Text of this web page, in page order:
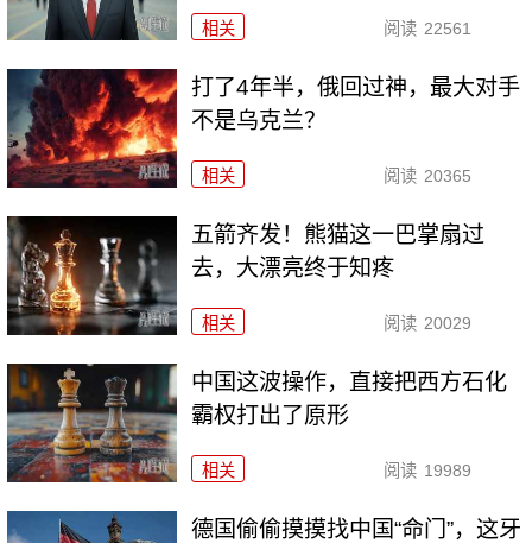
相关 阅读 22561
打了4年半，俄回过神，最大对手
不是乌克兰？
相关 阅读 20365
五箭齐发！熊猫这一巴掌扇过
去，大漂亮终于知疼
相关 阅读 20029
中国这波操作，直接把西方石化
霸权打出了原形
相关 阅读 19989
德国偷偷摸摸找中国“命门”，这牙